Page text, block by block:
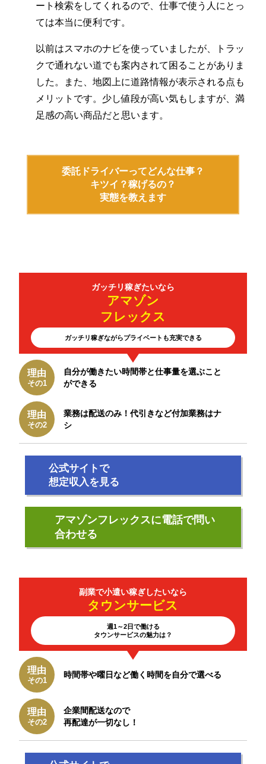
ート検索をしてくれるので、仕事で使う人にとっ
ては本当に便利です。
以前はスマホのナビを使っていましたが、トラッ
クで通れない道でも案内されて困ることがありま
した。また、地図上に道路情報が表示される点も
メリットです。少し値段が高い気もしますが、満
足感の高い商品だと思います。
委託ドライバーってどんな仕事？
キツイ？稼げるの？
実態を教えます
ガッチリ稼ぎたいなら
アマゾン
フレックス
ガッチリ稼ぎながらプライベートも充実できる
理由
その1
自分が働きたい時間帯と仕事量を選ぶこと
ができる
理由
その2
業務は配送のみ！代引きなど付加業務はナ
シ
公式サイトで
想定収入を見る
アマゾンフレックスに電話で問い
合わせる
副業で小遣い稼ぎしたいなら
タウンサービス
週1～2日で働ける
タウンサービスの魅力は？
理由
その1
時間帯や曜日など働く時間を自分で選べる
理由
その2
企業間配送なので
再配達が一切なし！